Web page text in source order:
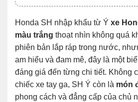
Honda SH nhập khẩu từ Ý xe
màu trắng thoạt nhìn không quá
phiên bản lắp ráp trong nước,
am hiểu và đam mê, đây là một
đáng giá đến từng chi tiết. Không
chiếc xe tay ga, SH Ý còn là món
phong cách và đẳng cấp của chủ